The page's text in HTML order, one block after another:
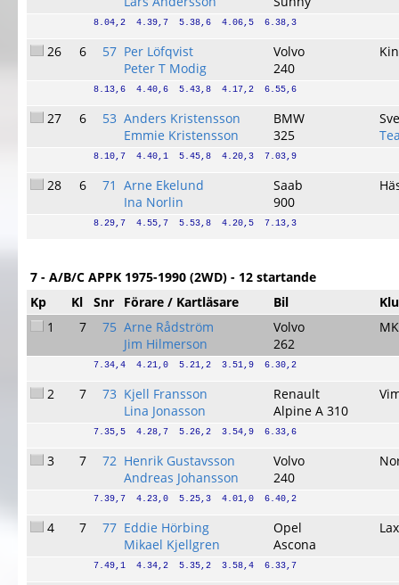
8.04,2  4.39,7  5.38,6  4.06,5  6.38,3
26 6 57 Per Löfqvist
Peter T Modig
Volvo
240
8.13,6  4.40,6  5.43,8  4.17,2  6.55,6
27 6 53 Anders Kristensson
Emmie Kristensson
BMW
325
8.10,7  4.40,1  5.45,8  4.20,3  7.03,9
28 6 71 Arne Ekelund
Ina Norlin
Saab
900
8.29,7  4.55,7  5.53,8  4.20,5  7.13,3
7 - A/B/C APPK 1975-1990 (2WD) - 12 startande
Kp
Kl Snr Förare / Kartläsare Bil
1
7 75 Arne Rådström
Jim Hilmerson
Volvo
262
7.34,4  4.21,0  5.21,2  3.51,9  6.30,2
2 7 73 Kjell Fransson
Lina Jonasson
Renault
Alpine A 310
7.35,5  4.28,7  5.26,2  3.54,9  6.33,6
3 7 72 Henrik Gustavsson
Andreas Johansson
Volvo
240
7.39,7  4.23,0  5.25,3  4.01,0  6.40,2
4 7 77 Eddie Hörbing
Mikael Kjellgren
Opel
Ascona
7.49,1  4.34,2  5.35,2  3.58,4  6.33,7